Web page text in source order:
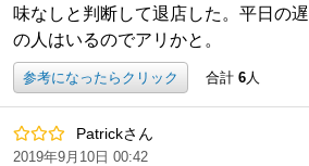
味なしと判断して退店した。平日の
の人はいるのでアリかと。
参考になったらクリック 合計 6人
Patrickさん
2019年9月10日 00:42